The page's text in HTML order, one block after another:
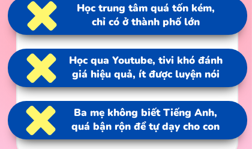
Học trung tâm quá tốn kém,
chỉ có ở thành phố lớn
Học qua Youtube, tivi khó đánh
giá hiệu quả, ít được luyện nói
Ba mẹ không biết Tiếng Anh,
quá bận rộn để tự dạy cho con